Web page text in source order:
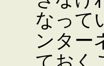
なって
ンター
ておく